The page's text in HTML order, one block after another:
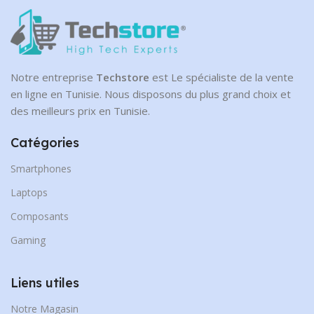
Notre entreprise Techstore est Le spécialiste de la vente
en ligne en Tunisie. Nous disposons du plus grand choix et
des meilleurs prix en Tunisie.
Catégories
Smartphones
Laptops
Composants
Gaming
Liens utiles
Notre Magasin